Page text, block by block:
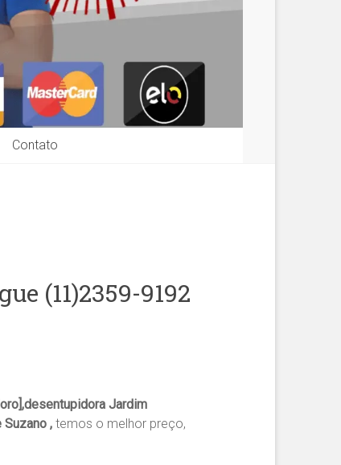
Contato
(11)2359-9192
Jardim
, temos o melhor preço,